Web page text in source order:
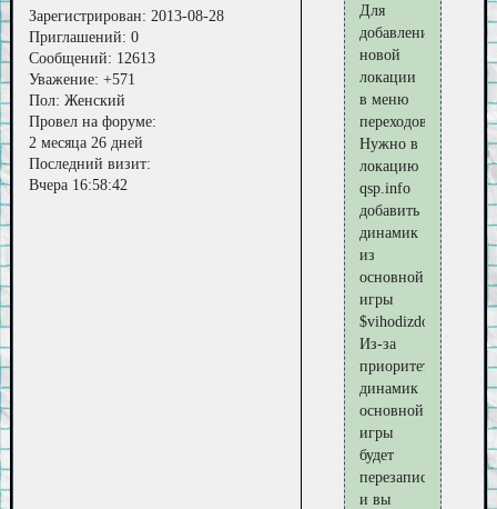
Зарегистрирован: 2013-08-28
Приглашений: 0
Сообщений: 12613
Уважение: +571
Пол: Женский
Провел на форуме:
2 месяца 26 дней
Последний визит:
Вчера 16:58:42
Для
добавления
новой
локации
в меню
переходов
Нужно в
локацию
qsp.info
добавить
динамик
из
основной
игры
$vihodizdoma.
Из-за
приоритетов,
динамик
основной
игры
будет
перезаписан
и вы